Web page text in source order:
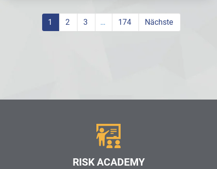
1 2 3 … 174 Nächste
RISK ACADEMY